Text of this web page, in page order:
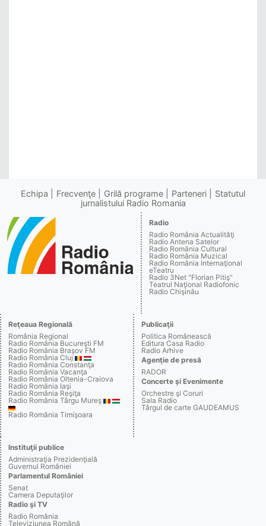
Echipa Frecvenţe Grilă programe Parteneri
Statutul
jurnalistului Radio Romania
Radio
Radio România Actualităţi
Radio Antena Satelor
Radio România Cultural
Radio România Muzical
Radio România Internaţional
eTeatru
Radio 3Net "Florian Pitiş"
Teatrul Naţional Radiofonic
Radio Chişinău
Reţeaua Regională
România Regional
Radio România Bucureşti FM
Radio România Braşov FM
Radio România Cluj
Radio România Constanţa
Radio România Vacanţa
Radio România Oltenia-Craiova
Radio România Iaşi
Radio România Reşiţa
Radio România Târgu Mureş
Radio România Timişoara
Publicaţii
Politica Românească
Editura Casa Radio
Radio Arhive
Agenţie de presă
RADOR
Concerte şi Evenimente
Orchestre şi Coruri
Sala Radio
Târgul de carte GAUDEAMUS
Instituţii publice
Administraţia Prezidenţială
Guvernul României
Parlamentul României
Senat
Camera Deputaţilor
Radio şi TV
Radio România
Televiziunea Română